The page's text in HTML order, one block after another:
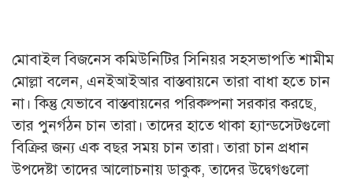
মোবাইল বিজনেস কমিউনিটির সিনিয়র সহসভাপতি শামীম
মোল্লা বলেন, এনইআইআর বাস্তবায়নে তারা বাধা হতে চান
না। কিন্তু যেভাবে বাস্তবায়নের পরিকল্পনা সরকার করছে,
তার পুনর্গঠন চান তারা। তাদের হাতে থাকা হ্যান্ডসেটগুলো
বিক্রির জন্য এক বছর সময় চান তারা। তারা চান প্রধান
উপদেষ্টা তাদের আলোচনায় ডাকুক, তাদের উদ্বেগগুলো